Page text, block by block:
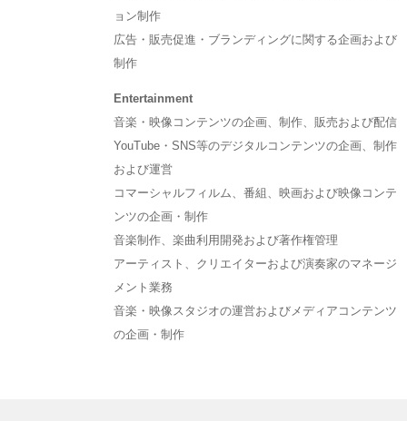
ョン制作
広告・販売促進・ブランディングに関する企画および
制作
Entertainment
音楽・映像コンテンツの企画、制作、販売および配信
YouTube・SNS等のデジタルコンテンツの企画、制作
および運営
コマーシャルフィルム、番組、映画および映像コンテ
ンツの企画・制作
音楽制作、楽曲利用開発および著作権管理
アーティスト、クリエイターおよび演奏家のマネージ
メント業務
音楽・映像スタジオの運営およびメディアコンテンツ
の企画・制作